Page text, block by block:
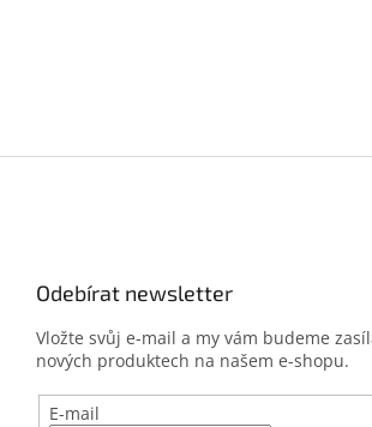
Odebírat newsletter
Vložte svůj e-mail a my vám budeme
nových produktech na našem e-shopu.
E-mail